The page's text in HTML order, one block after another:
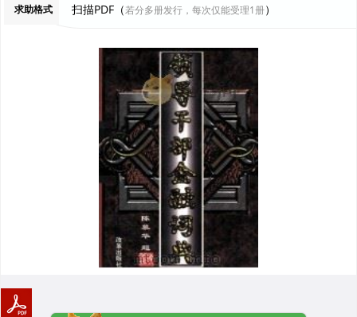
求助格式 扫描PDF（若分多册发行，每次仅能受理1册）